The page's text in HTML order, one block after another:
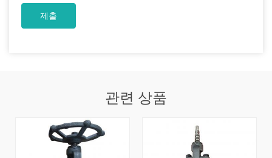
관련 상품